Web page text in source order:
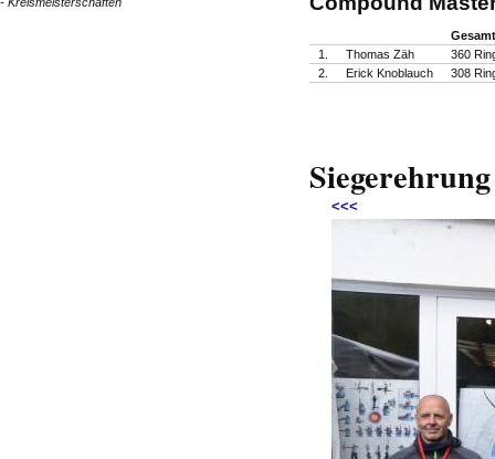
Gesamt
1.
Thomas Zäh
360
2.
Erick Knoblauch 308
<<<